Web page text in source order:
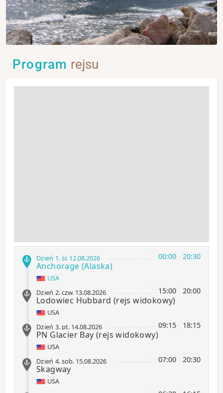
Program rejsu
00:00 20:30
Dzień 1.śr. 12.08.2026
Anchorage(Alaska)
USA
15:00 20:00
Dzień 2.czw. 13.08.2026
Lodowiec Hubbard (rejs widokowy)
USA
09:15 18:15
Dzień 3. pt. 14.08.2026
PN Glacier Bay(rejs widokowy)
USA
07:00 20:30
Dzień 4.sob. 15.08.2026
Skagway
USA